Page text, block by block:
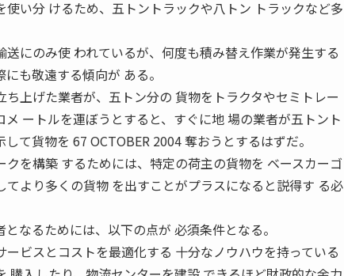
い分 けるため、五トントラックや八トン トラックなど多
にのみ使 われているが、何度も積み替え作業が発生する
も敬遠する傾向が ある。
上げた業者が、五トン分の 貨物をトラクタやセミトレー
ートルを運ぼうとすると、すぐに地 場の業者が五トント
て貨物を 67 OCTOBER 2004 奪おうとするはずだ。
を構築 するためには、特定の荷主の貨物を ベースカーゴ
より多くの貨物 を出すことがプラスになると説得す る必
なるためには、以下の点が 必須条件となる。
ービスとコストを最適化する 十分なノウハウを持っている